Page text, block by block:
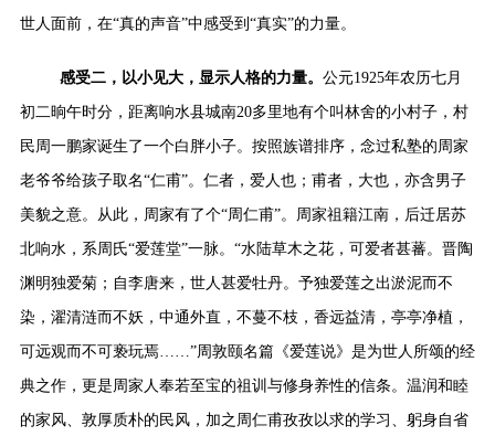
世人面前，在“真的声音”中感受到“真实”的力量。
感受二，以小见大，显示人格的力量。 公元1925年农历七月
初二晌午时分，距离响水县城南20多里地有个叫林舍的小村子，村
民周一鹏家诞生了一个白胖小子。按照族谱排序，念过私塾的周家
老爷爷给孩子取名“仁甫”。仁者，爱人也；甫者，大也，亦含男子
美貌之意。从此，周家有了个“周仁甫”。周家祖籍江南，后迁居苏
北响水，系周氏“爱莲堂”一脉。“水陆草木之花，可爱者甚蕃。晋陶
渊明独爱菊；自李唐来，世人甚爱牡丹。予独爱莲之出淤泥而不
染，濯清涟而不妖，中通外直，不蔓不枝，香远益清，亭亭净植，
可远观而不可亵玩焉……”周敦颐名篇《爱莲说》是为世人所颂的经
典之作，更是周家人奉若至宝的祖训与修身养性的信条。温润和睦
的家风、敦厚质朴的民风，加之周仁甫孜孜以求的学习、躬身自省